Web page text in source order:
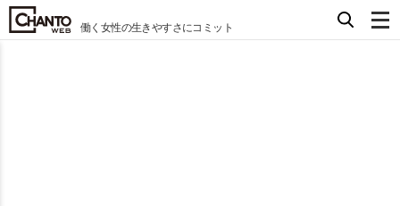
働く女性の生きやすさにコミット